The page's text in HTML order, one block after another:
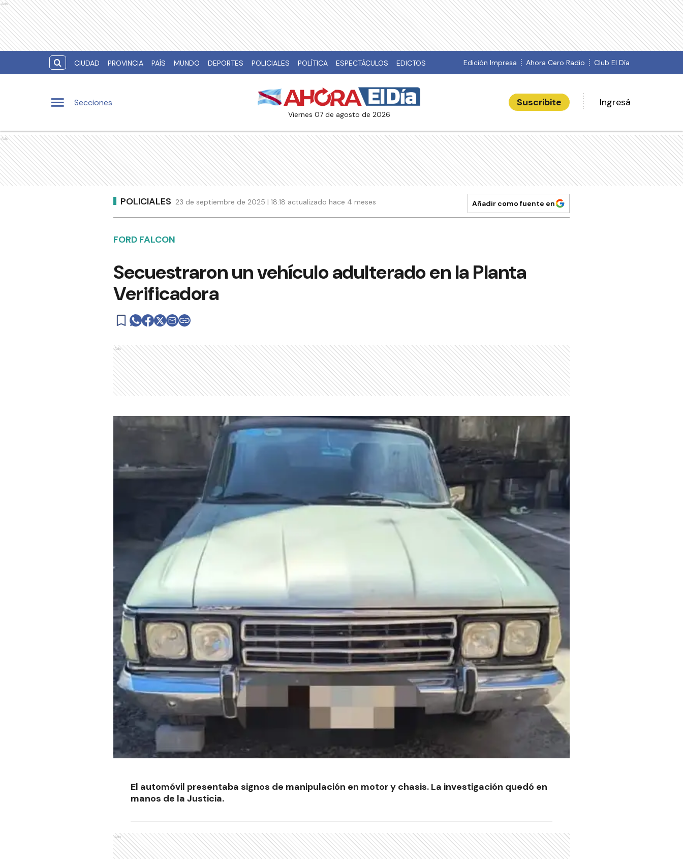
Ads
CIUDAD PROVINCIA PAÍS MUNDO DEPORTES POLICIALES POLÍTICA ESPECTÁCULOS EDICTOS Edición Impresa Ahora Cero Radio Club El Día
Secciones
viernes 07 de agosto de 2026
Suscribite Ingresá
Ads
POLICIALES 23 de septiembre de 2025 | 18:18 actualizado hace 4 meses Añadir como fuente en
FORD FALCON
Secuestraron un vehículo adulterado en la Planta
Verificadora
Ads
El automóvil presentaba signos de manipulación en motor y chasis. La investigación quedó en
manos de la Justicia.
Ads